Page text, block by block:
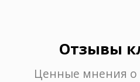
Отзывы
Ценные мнения о